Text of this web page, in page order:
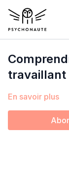
travaillant
En savoir plus